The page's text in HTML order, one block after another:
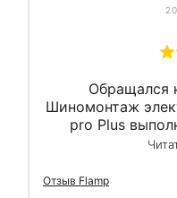
Обращался
Шиномонтаж
pro Plus
Отзыв Flamp